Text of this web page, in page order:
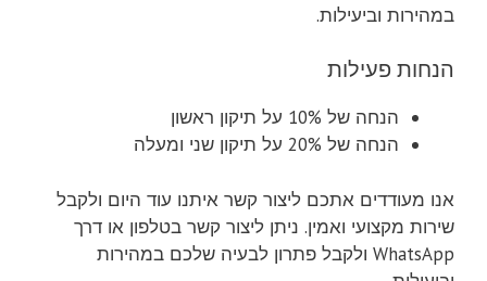
במהירות וביעילות.
הנחות פעילות
הנחה של 10% על תיקון ראשון
הנחה של 20% על תיקון שני ומעלה
אנו מעודדים אתכם ליצור קשר איתנו עוד היום ולקבל
שירות מקצועי ואמין. ניתן ליצור קשר בטלפון או דרך
WhatsApp ולקבל פתרון לבעיה שלכם במהירות